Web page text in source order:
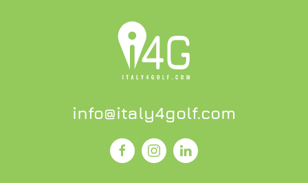
info@italy4golf.com